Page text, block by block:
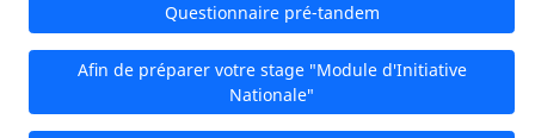
Questionnaire pré-tandem
Afin de préparer votre stage "Module d'Initiative
Nationale"